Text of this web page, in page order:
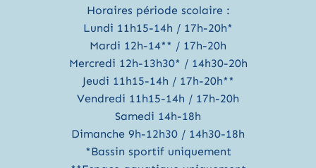
Horaires période scolaire :
Lundi 11h15-14h / 17h-20h*
Mardi 12h-14** / 17h-20h
Mercredi 12h-13h30* / 14h30-20h
Jeudi 11h15-14h / 17h-20h**
Vendredi 11h15-14h / 17h-20h
Samedi 14h-18h
Dimanche 9h-12h30 / 14h30-18h
*Bassin sportif uniquement